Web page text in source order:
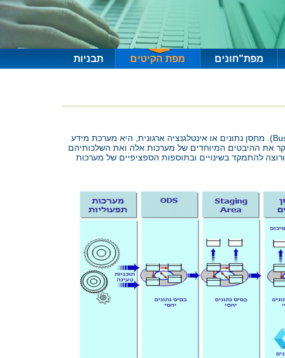
מפת"חונים מפת הקיטים תבניות
קיט זה דן במערכות מחסון נתונים - (DW - Data Warehouse). שם אחר למערכות אלה הוא אינטליגנציה ארגונית (Business Intelligence). מחסן נתונים או אינטלגנציה ארגונית, היא מערכת מידע
את ההיבטים המיוחדים של מערכות אלה ואת השלכותיהם
להתמקד בשינויים ובתוספות הספציפיים של מערכות